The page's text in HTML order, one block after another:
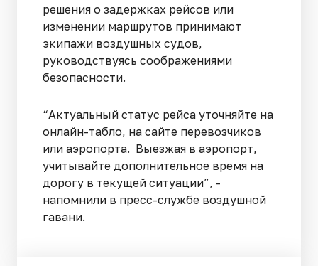
решения о задержках рейсов или
изменении маршрутов принимают
экипажи воздушных судов,
руководствуясь соображениями
безопасности.
“Актуальный статус рейса уточняйте на
онлайн-табло, на сайте перевозчиков
или аэропорта. Выезжая в аэропорт,
учитывайте дополнительное время на
дорогу в текущей ситуации”, -
напомнили в пресс-службе воздушной
гавани.